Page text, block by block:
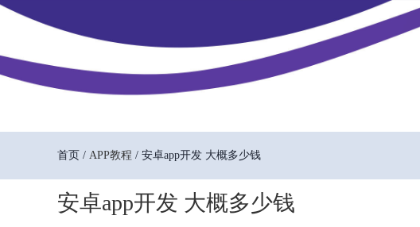
首页 / APP教程 / 安卓app开发 大概多少钱
安卓app开发 大概多少钱